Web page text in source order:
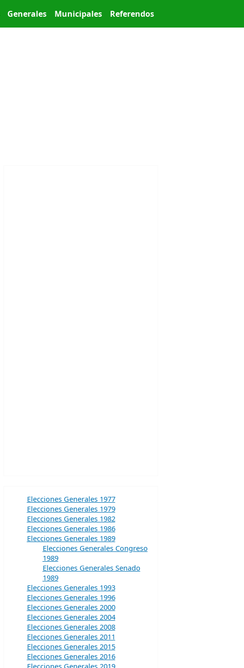
Generales Municipales Referendos
Elecciones Generales 1977
Elecciones Generales 1979
Elecciones Generales 1982
Elecciones Generales 1986
Elecciones Generales 1989
Elecciones Generales Congreso
1989
Elecciones Generales Senado
1989
Elecciones Generales 1993
Elecciones Generales 1996
Elecciones Generales 2000
Elecciones Generales 2004
Elecciones Generales 2008
Elecciones Generales 2011
Elecciones Generales 2015
Elecciones Generales 2016
Elecciones Generales 2019